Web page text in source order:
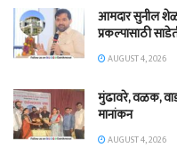
आमदार सुनील
प्रकल्पासाठी
AUGUST 4, 2026
मुंढावरे, वळक,
मानांकन
AUGUST 4, 2026